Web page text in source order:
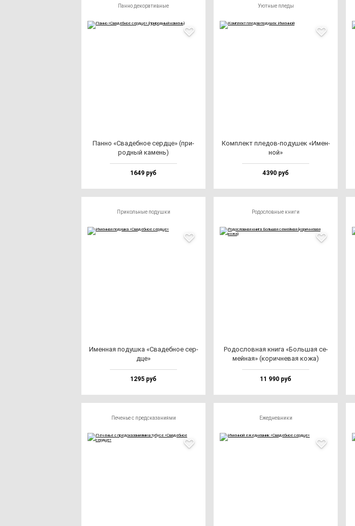
Панно декоративные
Пан­но «Сва­деб­ное сер­дце» (при­
род­ный ка­мень)
1649 руб
Уютные пледы
Ком­плект пле­дов-по­ду­шек «Имен­
ной»
4390 руб
Прикольные подушки
Имен­ная по­душ­ка «Сва­деб­ное сер­
дце»
1295 руб
Родословные книги
Родос­лов­ная кни­га «Боль­шая се­
мей­ная» (ко­рич­не­вая ко­жа)
11 990 руб
Печенье с предсказаниями Ежедневники